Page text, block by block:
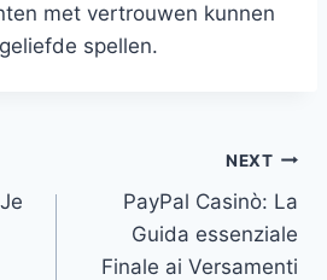
met vertrouwen kunnen
spellen.
NEXT
PayPal Casinò: La
Guida essenziale
Finale ai Versamenti